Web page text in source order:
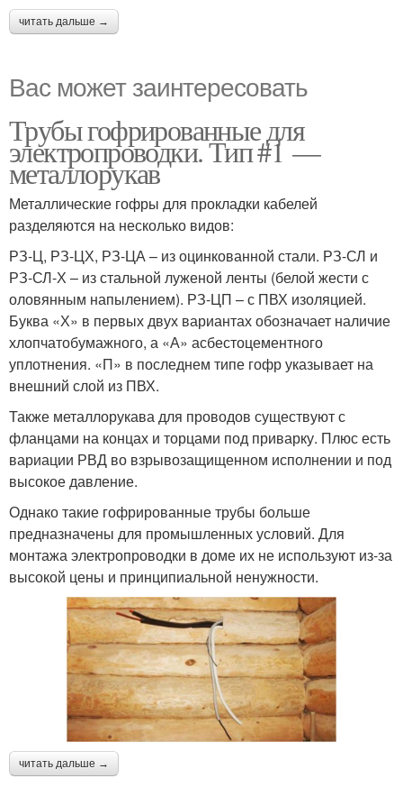
читать дальше →
Вас может заинтересовать
Трубы гофрированные для
электропроводки. Тип #1 —
металлорукав
Металлические гофры для прокладки кабелей
разделяются на несколько видов:
РЗ-Ц, РЗ-ЦХ, РЗ-ЦА – из оцинкованной стали. РЗ-СЛ и
РЗ-СЛ-Х – из стальной луженой ленты (белой жести с
оловянным напылением). РЗ-ЦП – с ПВХ изоляцией.
Буква «Х» в первых двух вариантах обозначает наличие
хлопчатобумажного, а «А» асбестоцементного
уплотнения. «П» в последнем типе гофр указывает на
внешний слой из ПВХ.
Также металлорукава для проводов существуют с
фланцами на концах и торцами под приварку. Плюс есть
вариации РВД во взрывозащищенном исполнении и под
высокое давление.
Однако такие гофрированные трубы больше
предназначены для промышленных условий. Для
монтажа электропроводки в доме их не используют из-за
высокой цены и принципиальной ненужности.
читать дальше →